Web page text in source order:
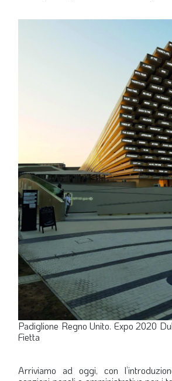
Padiglione Regno Unito. Expo 2020
Fietta
Arriviamo ad oggi, con